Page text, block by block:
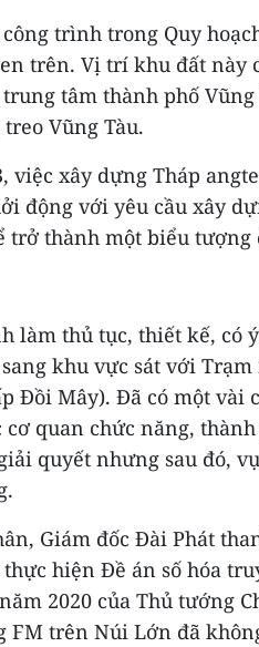
trình trong Quy
trên. Vị trí khu đất này
tâm thành phố Vũng
Vũng Tàu.
việc xây dựng Tháp
động với yêu cầu xây
trở thành một biểu tượng
làm thủ tục, thiết kế, có
khu vực sát với
Đồi Mây). Đã có một vài
quan chức năng,
quyết nhưng sau đó,
Giám đốc Đài Phát
hiện Đề án số hóa
2020 của Thủ tướng
FM trên Núi Lớn đã